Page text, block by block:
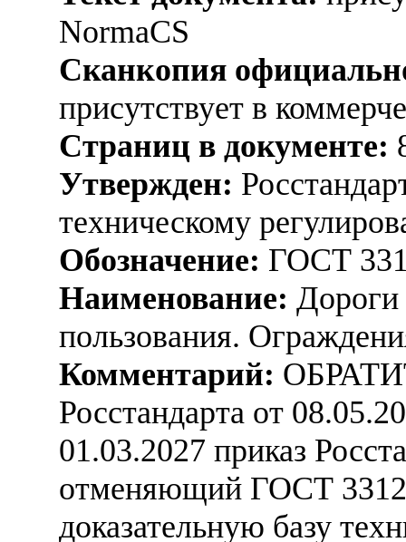
NormaCS
Сканкопия
присутствует в
Страниц в документе:
Утвержден:
техническому
Обозначение: ГОСТ
Наименование:
пользования.
Комментарий:
Росстандарта от
01.03.2027 приказ
отменяющий ГОСТ
доказательную базу